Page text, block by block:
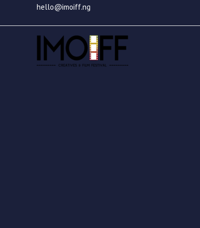
to
hello@imoiff.ng